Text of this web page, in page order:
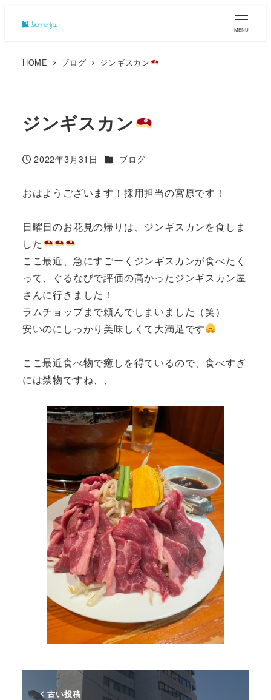
MENU
HOME ブログ ジンギスカン
ジンギスカン
投稿日
2022年3月31日 カテゴリー
ブログ
おはようございます！採用担当の宮原です！
日曜日のお花見の帰りは、ジンギスカンを食しま
した
ここ最近、急にすごーくジンギスカンが食べたく
って、ぐるなびで評価の高かったジンギスカン屋
さんに行きました！
ラムチョップまで頼んでしまいました（笑）
安いのにしっかり美味しくて大満足です
ここ最近食べ物で癒しを得ているので、食べすぎ
には禁物ですね、、
古い投稿